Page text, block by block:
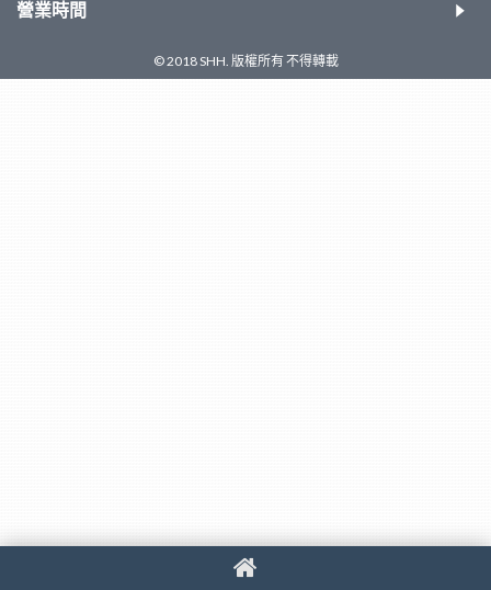
營業時間
© 2018 SHH. 版權所有 不得轉載